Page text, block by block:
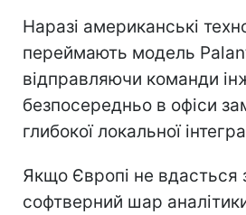
Наразі американські
переймають модель
відправляючи команди
безпосередньо в офіси
глибокої локальної
Якщо Європі не вдасться
софтверний шар